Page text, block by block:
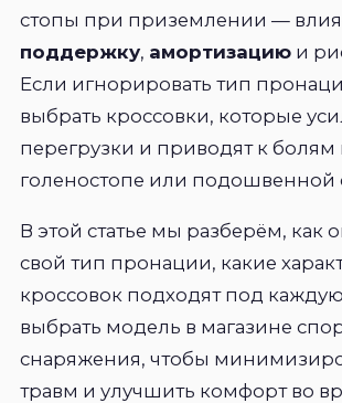
стопы при приземлении —
поддержку, амортизацию и
Если игнорировать тип
выбрать кроссовки, которые
перегрузки и приводят к болям
голеностопе или подошвенной
В этой статье мы разберём, как
свой тип пронации, какие
кроссовок подходят под
выбрать модель в магазине
снаряжения, чтобы
травм и улучшить комфорт во